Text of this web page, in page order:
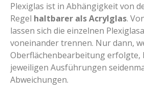
Plexiglas ist in Abhängigkeit von
Regel haltbarer als Acrylglas.
lassen sich die einzelnen
voneinander trennen. Nur dann,
Oberflächenbearbeitung erfolgte,
jeweiligen Ausführungen
Abweichungen.